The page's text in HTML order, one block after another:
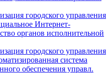
городского управления
Интернет-
органов исполнительной
городского управления
система
обеспечения управл.